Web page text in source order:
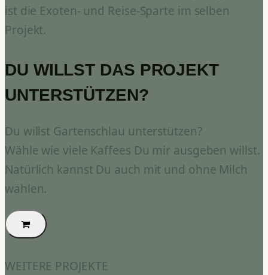
ist die Exoten- und Reise-Sparte im selben
Projekt.
DU WILLST DAS PROJEKT
UNTERSTÜTZEN?
Du willst Gartenschlau unterstützen?
Wähle wie viele Kaffees Du mir ausgeben willst.
Natürlich kannst Du auch mit und ohne Milch
wählen.
WEITERE PROJEKTE